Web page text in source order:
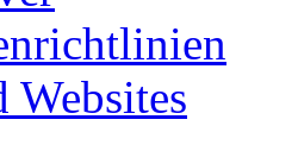
Websites